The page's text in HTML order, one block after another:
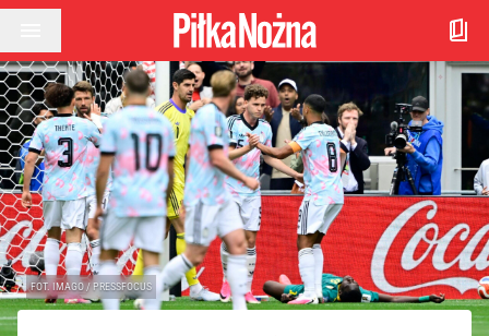
Przejdź do treści
FOT. IMAGO / PRESSFOCUS